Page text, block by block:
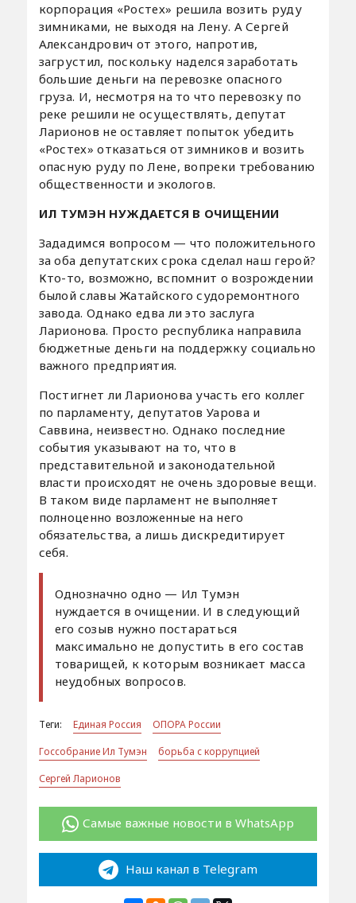
корпорация «Ростех» решила возить руду
зимниками, не выходя на Лену. А Сергей
Александрович от этого, напротив,
загрустил, поскольку наделся заработать
большие деньги на перевозке опасного
груза. И, несмотря на то что перевозку по
реке решили не осуществлять, депутат
Ларионов не оставляет попыток убедить
«Ростех» отказаться от зимников и возить
опасную руду по Лене, вопреки требованию
общественности и экологов.
ИЛ ТУМЭН НУЖДАЕТСЯ В ОЧИЩЕНИИ
Зададимся вопросом — что положительного
за оба депутатских срока сделал наш герой?
Кто-то, возможно, вспомнит о возрождении
былой славы Жатайского судоремонтного
завода. Однако едва ли это заслуга
Ларионова. Просто республика направила
бюджетные деньги на поддержку социально
важного предприятия.
Постигнет ли Ларионова участь его коллег
по парламенту, депутатов Уарова и
Саввина, неизвестно. Однако последние
события указывают на то, что в
представительной и законодательной
власти происходят не очень здоровые вещи.
В таком виде парламент не выполняет
полноценно возложенные на него
обязательства, а лишь дискредитирует
себя.
Однозначно одно — Ил Тумэн
нуждается в очищении. И в следующий
его созыв нужно постараться
максимально не допустить в его состав
товарищей, к которым возникает масса
неудобных вопросов.
Теги: Единая Россия
ОПОРА России
Госсобрание Ил Тумэн
борьба с коррупцией
Сергей Ларионов
Самые важные новости в WhatsApp
Наш канал в Telegram